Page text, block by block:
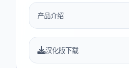
产品介绍
汉化版下载